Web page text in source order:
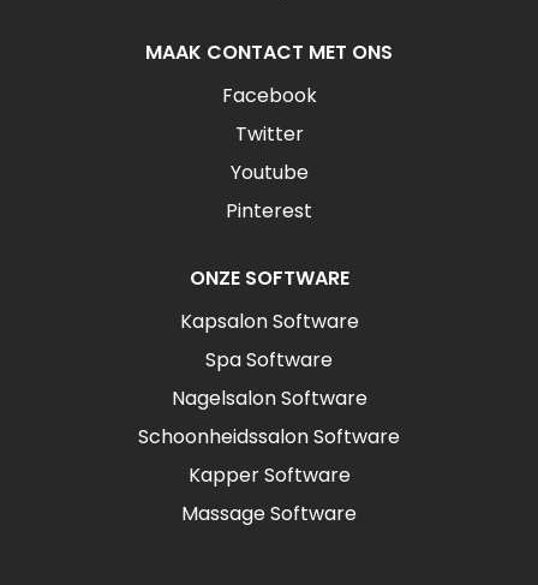
MAAK CONTACT MET ONS
Facebook
Twitter
Youtube
Pinterest
ONZE SOFTWARE
Kapsalon Software
Spa Software
Nagelsalon Software
Schoonheidssalon Software
Kapper Software
Massage Software